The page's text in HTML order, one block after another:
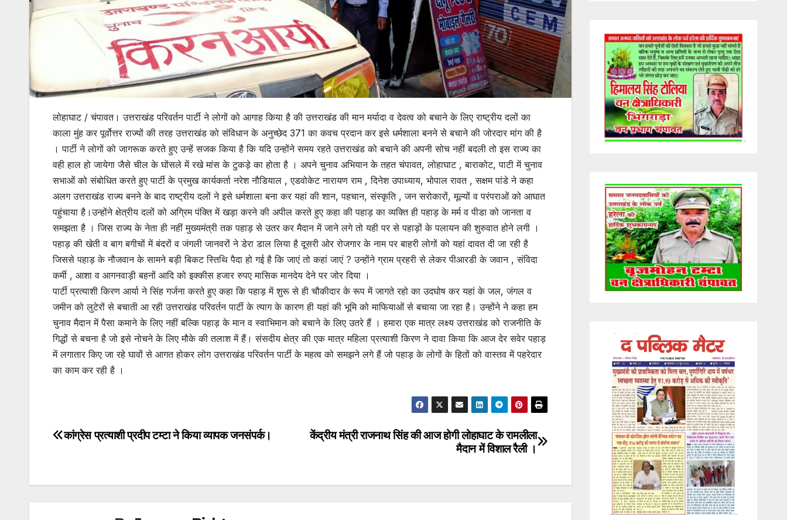
लोहाघाट / चंपावत। उत्तराखंड परिवर्तन पार्टी ने लोगों को आगाह किया है की उत्तराखंड की मान मर्यादा व देवत्व को बचाने के लिए राष्ट्रीय दलों का
काला मुंह कर पूर्वोत्तर राज्यों की तरह उत्तराखंड को संविधान के अनुच्छेद 371 का कवच प्रदान कर इसे धर्मशाला बनने से बचाने की जोरदार मांग की है
। पार्टी ने लोगों को जागरूक करते हुए उन्हें सजक किया है कि यदि उन्होंने समय रहते उत्तराखंड को बचाने की अपनी सोच नहीं बदली तो इस राज्य का
वही हाल हो जायेगा जैसे चील के घोंसले में रखे मांस के टुकड़े का होता है । अपने चुनाव अभियान के तहत चंपावत, लोहाघाट , बाराकोट, पाटी में चुनाव
सभाओं को संबोधित करते हुए पार्टी के प्रमुख कार्यकर्ता नरेश नौडियाल , एडवोकेट नारायण राम , दिनेश उपाध्याय, भोपाल रावत , सक्षम पांडे ने कहा
अलग उत्तराखंड राज्य बनने के बाद राष्ट्रीय दलों ने इसे धर्मशाला बना कर यहां की शान, पहचान, संस्कृति , जन सरोकारों, मूल्यों व परंपराओं को आघात
पहुंचाया है।उन्होंने क्षेत्रीय दलों को अग्रिम पंक्ति में खड़ा करने की अपील करते हुए कहा की पहाड़ का व्यक्ति ही पहाड़ के मर्म व पीडा को जानता व
समझता है । जिस राज्य के नेता ही नहीं मुख्यमंत्री तक पहाड़ से उतर कर मैदान में जाने लगे तो यही पर से पहाड़ों के पलायन की शुरुवात होने लगी ।
पहाड़ की खेती व बाग बगीचों में बंदरों व जंगली जानवरों ने डेरा डाल लिया है दूसरी ओर रोजगार के नाम पर बाहरी लोगों को यहां दावत दी जा रही है
जिससे पहाड़ के नौजवान के सामने बड़ी बिकट स्तिथि पैदा हो गई है कि जाएं तो कहां जाएं ? उन्होंने ग्राम प्रहरी से लेकर पीआरडी के जवान , संविदा
कर्मी , आशा व आगनवाड़ी बहनों आदि को इक्कीस हजार रुपए मासिक मानदेय देने पर जोर दिया ।
पार्टी प्रत्याशी किरण आर्या ने सिंह गर्जना करते हुए कहा कि पहाड़ में शुरू से ही चौकीदार के रूप में जागते रहो का उदघोष कर यहां के जल, जंगल व
जमीन को लुटेरों से बचाती आ रही उत्तराखंड परिवर्तन पार्टी के त्याग के कारण ही यहां की भूमि को माफियाओं से बचाया जा रहा है। उन्होंने ने कहा हम
चुनाव मैदान में पैसा कमाने के लिए नहीं बल्कि पहाड़ के मान व स्वाभिमान को बचाने के लिए उतरे हैं । हमारा एक मात्र लक्ष्य उत्तराखंड को राजनीति के
गिद्धों से बचना है जो इसे नोचने के लिए मौके की तलाश में हैं। संसदीय क्षेत्र की एक मात्र महिला प्रत्याशी किरण ने दावा किया कि आज देर सवेर पहाड़
में लगातार किए जा रहे घावों से आगत होकर लोग उत्तराखंड परिवर्तन पार्टी के महत्व को समझने लगे हैं जो पहाड़ के लोगों के हितों को वास्तव में पहरेदार
का काम कर रही है ।
Post
केंद्रीय मंत्री राजनाथ सिंह की आज होगी लोहाघाट के रामलीला
मैदान में विशाल रैली ।
कांग्रेस प्रत्याशी प्रदीप टम्टा ने किया व्यापक जनसंपर्क।